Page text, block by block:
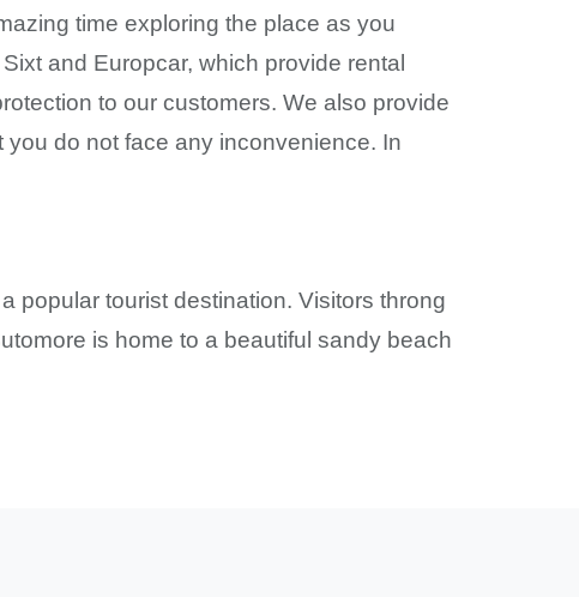
time exploring the place as you
and Europcar, which provide rental
to our customers. We also provide
do not face any inconvenience. In
popular tourist destination. Visitors throng
is home to a beautiful sandy beach